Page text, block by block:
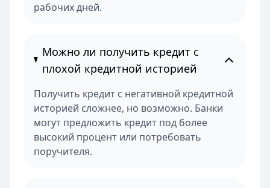
рабочих дней.
Можно ли получить кредит с
плохой кредитной историей
Получить кредит с негативной кредитной
историей сложнее, но возможно. Банки
могут предложить кредит под более
высокий процент или потребовать
поручителя.